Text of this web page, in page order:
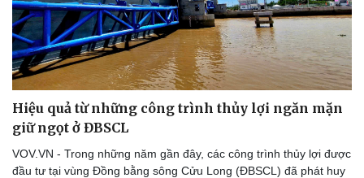
Hiệu quả từ những công trình thủy lợi ngăn mặn
giữ ngọt ở ĐBSCL
VOV.VN - Trong những năm gần đây, các công trình thủy lợi được
đầu tư tại vùng Đồng bằng sông Cửu Long (ĐBSCL) đã phát huy